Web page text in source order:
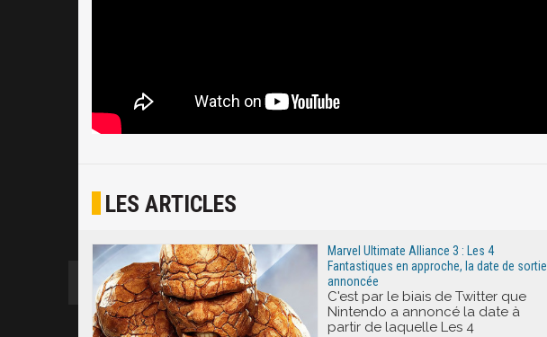
LES ARTICLES
Marvel Ultimate Alliance 3 : Les 4
Fantastiques en approche, la date de sortie
annoncée
C'est par le biais de Twitter que
Nintendo a annoncé la date à
partir de laquelle Les 4